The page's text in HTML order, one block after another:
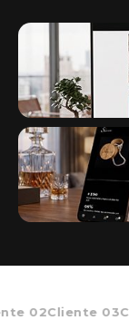
02Cliente 03